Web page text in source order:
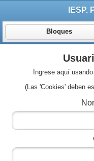
Bloques
Ingrese aquí
(Las 'Cookies' deben